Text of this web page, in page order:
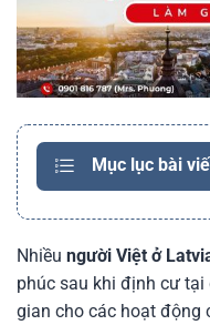
Mục lục bài
Nhiều người Việt ở
phúc sau khi định cư
gian cho các hoạt động